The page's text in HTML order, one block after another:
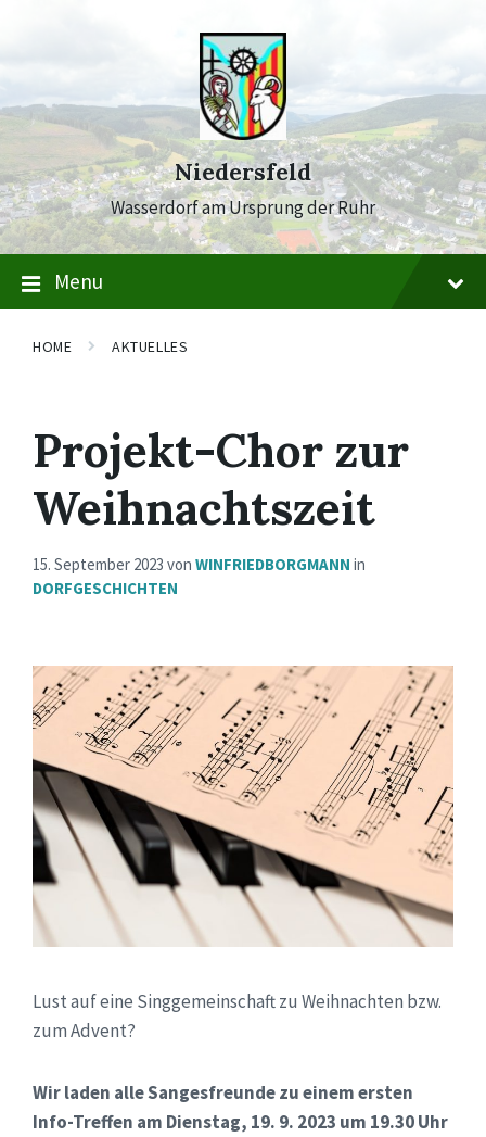
Niedersfeld
Wasserdorf am Ursprung der Ruhr
Menu
HOME AKTUELLES
Projekt-Chor zur
Weihnachtszeit
15. September 2023 von WINFRIEDBORGMANN in
DORFGESCHICHTEN
Lust auf eine Singgemeinschaft zu Weihnachten bzw.
zum Advent?
Wir laden alle Sangesfreunde zu einem ersten
Info-Treffen am Dienstag, 19. 9. 2023 um 19.30 Uhr